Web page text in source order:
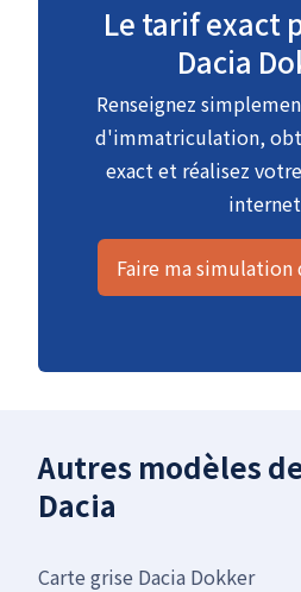
Le tarif exact
Dacia
Renseignez
d'immatriculation,
exact et réalisez
Faire ma simulation
Autres modèles
Dacia
Carte grise Dacia Dokker